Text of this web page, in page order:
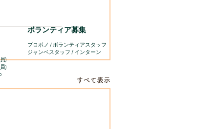
すべて表示
)
)
ボランティア募集
プロボノ / ボランティアスタッフ
​ジャンベスタッフ / インターン